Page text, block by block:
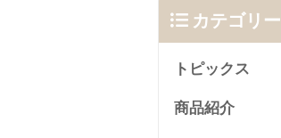
カテゴリー
トピックス
商品紹介